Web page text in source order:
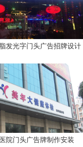
发光字门头广告招牌设计
院门头广告牌制作安装